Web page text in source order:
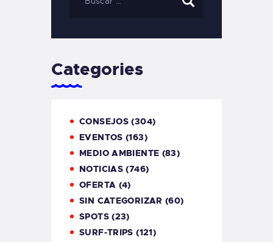
Categories
CONSEJOS (304)
EVENTOS (163)
MEDIO AMBIENTE (83)
NOTICIAS (746)
OFERTA (4)
SIN CATEGORIZAR (60)
SPOTS(23)
SURF-TRIPS (121)